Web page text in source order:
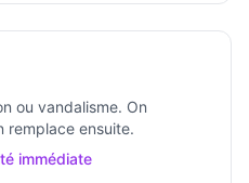
ou vandalisme. On
remplace ensuite.
immédiate